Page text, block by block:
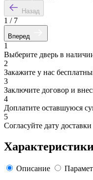
Назад
1 / 7
Вперед
1
Выберите дверь в
2
Закажите у нас
3
Заключите договор и
4
Доплатите оставшуюся
5
Согласуйте дату
Описание